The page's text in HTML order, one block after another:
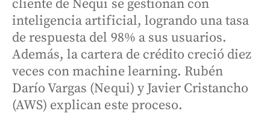
cliente de Nequi se gestionan con
inteligencia artificial, logrando una tasa
de respuesta del 98% a sus usuarios.
Además, la cartera de crédito creció diez
veces con machine learning. Rubén
Darío Vargas (Nequi) y Javier Cristancho
(AWS) explican este proceso.